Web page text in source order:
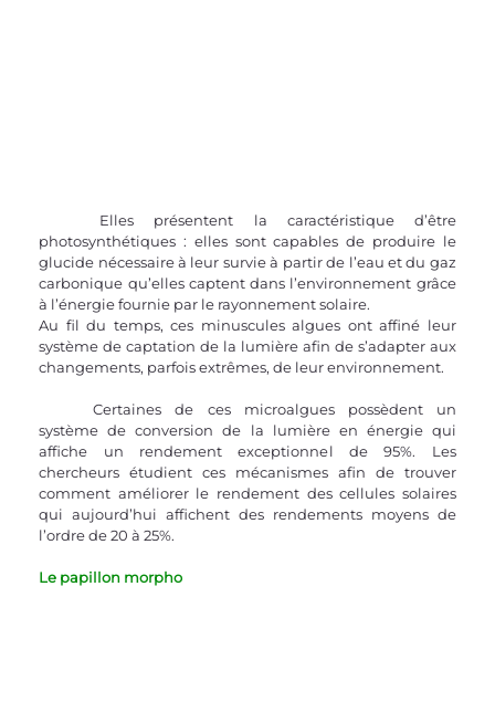
photosynthétiques : elles sont capables de produire le
glucide nécessaire à leur survie à partir de l’eau et du gaz
carbonique qu’elles captent dans l’environnement grâce
à l’énergie fournie par le rayonnement solaire.
Au fil du temps, ces minuscules algues ont affiné leur
système de captation de la lumière afin de s’adapter aux
changements, parfois extrêmes, de leur environnement.
	Certaines de ces microalgues possèdent un
système de conversion de la lumière en énergie qui
affiche un rendement exceptionnel de 95%. Les
chercheurs étudient ces mécanismes afin de trouver
comment améliorer le rendement des cellules solaires
qui aujourd’hui affichent des rendements moyens de
l’ordre de 20 à 25%.
Le papillon morpho